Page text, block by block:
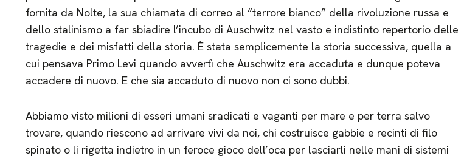
fornita da Nolte, la sua chiamata di correo al “terrore bianco” della rivoluzione russa e
dello stalinismo a far sbiadire l’incubo di Auschwitz nel vasto e indistinto repertorio delle
tragedie e dei misfatti della storia. È stata semplicemente la storia successiva, quella a
cui pensava Primo Levi quando avvertì che Auschwitz era accaduta e dunque poteva
accadere di nuovo. E che sia accaduto di nuovo non ci sono dubbi.
Abbiamo visto milioni di esseri umani sradicati e vaganti per mare e per terra salvo
trovare, quando riescono ad arrivare vivi da noi, chi costruisce gabbie e recinti di filo
spinato o li rigetta indietro in un feroce gioco dell’oca per lasciarli nelle mani di sistemi